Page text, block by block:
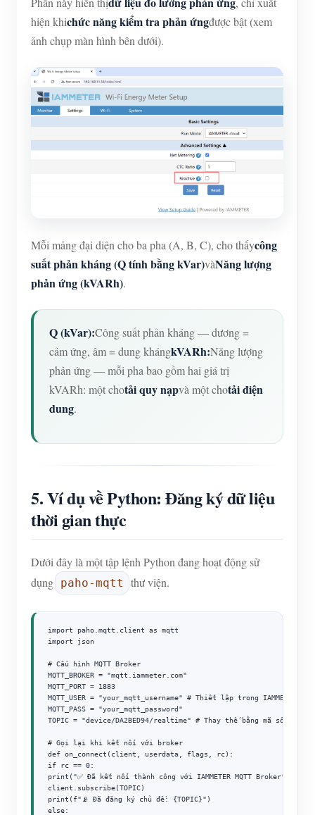
hiện khichức năng kiểm tra phản ứngđược bật (xem
ảnh chụp màn hình bên dưới).
Mỗi mảng đại diện cho ba pha (A, B, C), cho thấycông
suất phản kháng (Q tính bằng kVar)vàNăng lượng
phản ứng (kVARh).
Q (kVar):Công suất phản kháng — dương =
cảm ứng, âm = dung khángkVARh:Năng lượng
phản ứng — mỗi pha bao gồm hai giá trị
kVARh: một chotải quy nạpvà một chotải điện
dung.
5. Ví dụ về Python: Đăng ký dữ liệu
thời gian thực
Dưới đây là một tập lệnh Python đang hoạt động sử
dụng paho-mqtt thư viện.
import paho.mqtt.client as mqtt
import json
# Cấu hình MQTT Broker
MQTT_BROKER = "mqtt.iammeter.com"
MQTT_PORT = 1883
MQTT_USER = "your_mqtt_username" # Thiết lập trong IAMMETER
MQTT_PASS = "your_mqtt_password"
TOPIC = "device/DA2BED94/realtime" # Thay thế bằng mã số
# Gọi lại khi kết nối với broker
def on_connect(client, userdata, flags, rc):
if rc == 0:
print("✅ Đã kết nối thành công với IAMMETER MQTT Broker")
client.subscribe(TOPIC)
print(f"📡 Đã đăng ký chủ đề: {TOPIC}")
else: